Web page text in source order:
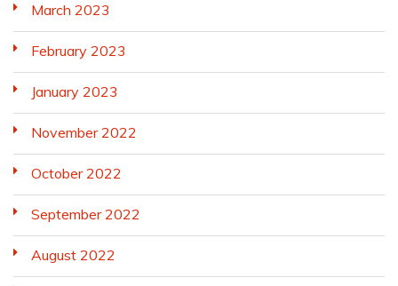
March 2023
February 2023
January 2023
November 2022
October 2022
September 2022
August 2022